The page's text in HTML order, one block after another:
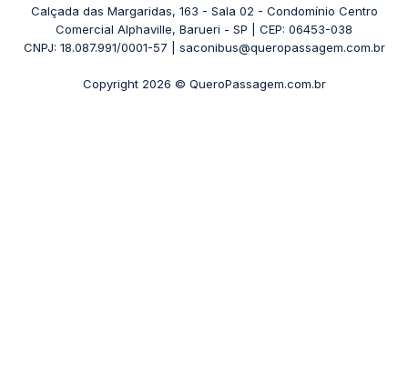
Passagens Pássaro Marron
+ Viações
Rodoviária Belo Horizonte - Gov. Israel Pinheiro (Tergip)
Rodoviária Curitiba
+ Rodoviárias
Calçada das Margaridas, 163 - Sala 02 - Condomínio Centro
Comercial Alphaville, Barueri - SP | CEP: 06453-038
CNPJ: 18.087.991/0001-57 | saconibus@queropassagem.com.br
Copyright 2026 © QueroPassagem.com.br